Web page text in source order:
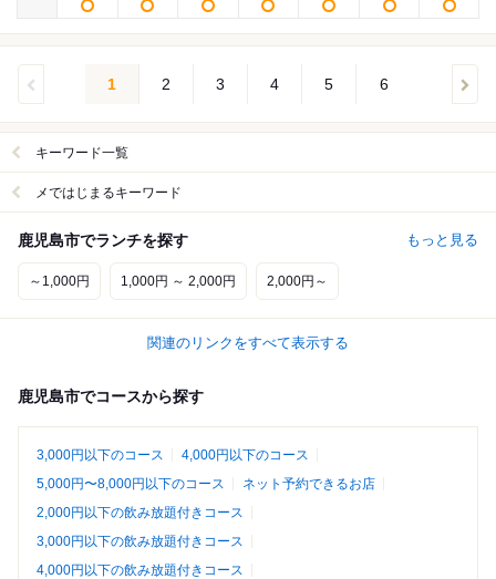
1 2 3 4 5 6
キーワード一覧
メではじまるキーワード
鹿児島市でランチを探す もっと見る
～1,000円 1,000円 ～ 2,000円 2,000円～
関連のリンクをすべて表示する
鹿児島市でコースから探す
3,000円以下のコース
4,000円以下のコース
5,000円〜8,000円以下のコース
ネット予約できるお店
2,000円以下の飲み放題付きコース
3,000円以下の飲み放題付きコース
4,000円以下の飲み放題付きコース